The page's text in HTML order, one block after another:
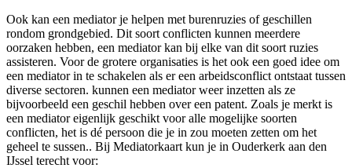
Ook kan een mediator je helpen met burenruzies of geschillen
rondom grondgebied. Dit soort conflicten kunnen meerdere
oorzaken hebben, een mediator kan bij elke van dit soort ruzies
assisteren. Voor de grotere organisaties is het ook een goed idee om
een mediator in te schakelen als er een arbeidsconflict ontstaat tussen
diverse sectoren. kunnen een mediator weer inzetten als ze
bijvoorbeeld een geschil hebben over een patent. Zoals je merkt is
een mediator eigenlijk geschikt voor alle mogelijke soorten
conflicten, het is dé persoon die je in zou moeten zetten om het
geheel te sussen.. Bij Mediatorkaart kun je in Ouderkerk aan den
IJssel terecht voor: